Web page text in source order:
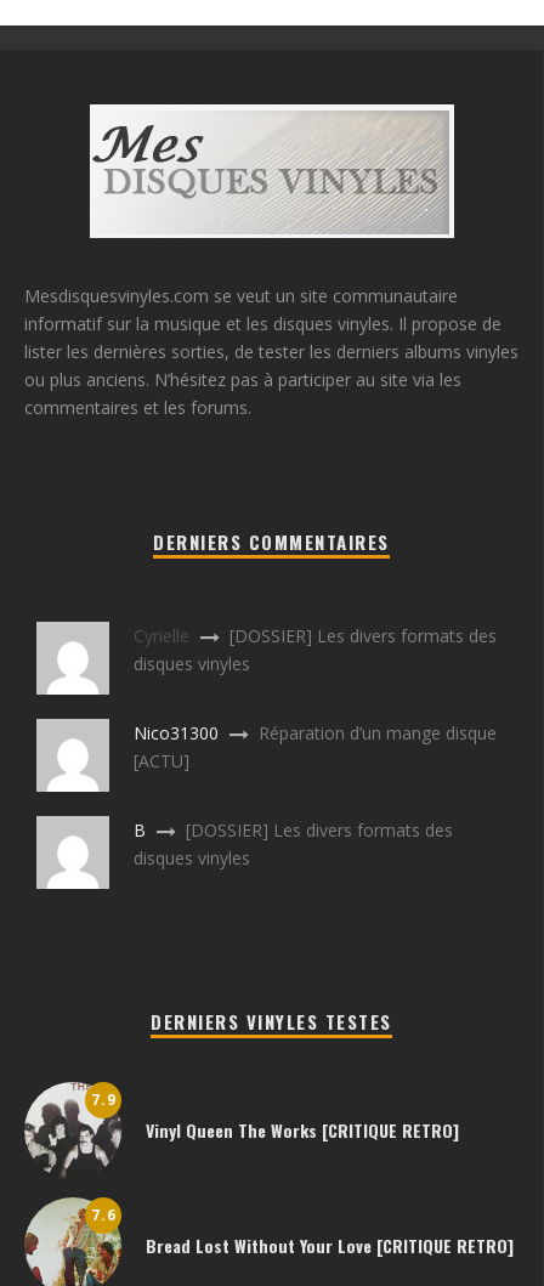
Mesdisquesvinyles.com se veut un site communautaire
informatif sur la musique et les disques vinyles. Il propose de
lister les dernières sorties, de tester les derniers albums vinyles
ou plus anciens. N’hésitez pas à participer au site via les
commentaires et les forums.
DERNIERS COMMENTAIRES
Cyrielle
[DOSSIER] Les divers formats des
disques vinyles
Nico31300
Réparation d’un mange disque
[ACTU]
B
[DOSSIER] Les divers formats des
disques vinyles
DERNIERS VINYLES TESTES
7.9
Vinyl Queen The Works [CRITIQUE RETRO]
7.6
Bread Lost Without Your Love [CRITIQUE RETRO]